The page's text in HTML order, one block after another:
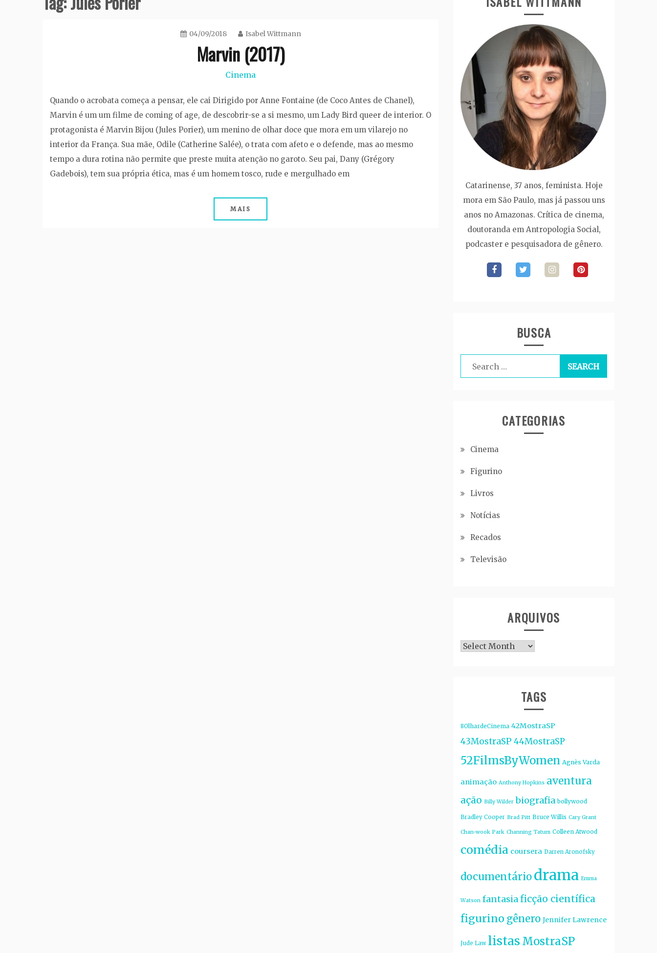
04/09/2018 Isabel Wittmann
Marvin (2017)
Cinema
Quando o acrobata começa a pensar, ele cai Dirigido por Anne Fontaine (de Coco Antes de Chanel),
Marvin é um um filme de coming of age, de descobrir-se a si mesmo, um Lady Bird queer de interior. O
protagonista é Marvin Bijou (Jules Porier), um menino de olhar doce que mora em um vilarejo no
interior da França. Sua mãe, Odile (Catherine Salée), o trata com afeto e o defende, mas ao mesmo
tempo a dura rotina não permite que preste muita atenção no garoto. Seu pai, Dany (Grégory
Gadebois), tem sua própria ética, mas é um homem tosco, rude e mergulhado em
MAIS
Catarinense, 37 anos, feminista. Hoje
mora em São Paulo, mas já passou uns
anos no Amazonas. Crítica de cinema,
doutoranda em Antropologia Social,
podcaster e pesquisadora de gênero.
BUSCA
for:
CATEGORIAS
Cinema
Figurino
Livros
Notícias
Recados
Televisão
ARQUIVOS
Arquivos
TAGS
8OlhardeCinema 42MostraSP
43MostraSP 44MostraSP
52FilmsByWomen Agnès Varda
animação Anthony Hopkins aventura
ação Billy Wilder biografia bollywood
Bradley Cooper Brad Pitt Bruce Willis Cary Grant
Chan-wook Park Channing Tatum Colleen Atwood
comédia coursera Darren Aronofsky
documentáriodrama Emma
Watson fantasiaficção científica
figurino gênero Jennifer Lawrence
Jude Law listas MostraSP